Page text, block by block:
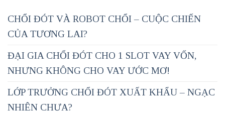
CHỔI ĐÓT VÀ ROBOT CHỔI – CUỘC CHIẾN
CỦA TƯƠNG LAI?
ĐẠI GIA CHỔI ĐÓT CHO 1 SLOT VAY VỐN,
NHƯNG KHÔNG CHO VAY ƯỚC MƠ!
LỚP TRƯỞNG CHỔI ĐÓT XUẤT KHẨU – NGẠC
NHIÊN CHƯA?